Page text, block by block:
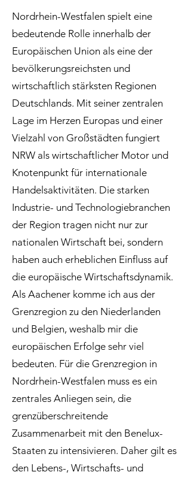
Nordrhein-Westfalen spielt eine
bedeutende Rolle innerhalb der
Europäischen Union als eine der
bevölkerungsreichsten und
wirtschaftlich stärksten Regionen
Deutschlands. Mit seiner zentralen
Lage im Herzen Europas und einer
Vielzahl von Großstädten fungiert
NRW als wirtschaftlicher Motor und
Knotenpunkt für internationale
Handelsaktivitäten. Die starken
Industrie- und Technologiebranchen
der Region tragen nicht nur zur
nationalen Wirtschaft bei, sondern
haben auch erheblichen Einfluss auf
die europäische Wirtschaftsdynamik.
Als Aachener komme ich aus der
Grenzregion zu den Niederlanden
und Belgien, weshalb mir die
europäischen Erfolge sehr viel
bedeuten. Für die Grenzregion in
Nordrhein-Westfalen muss es ein
zentrales Anliegen sein, die
grenzüberschreitende
Zusammenarbeit mit den Benelux-
Staaten zu intensivieren. Daher gilt es
den Lebens-, Wirtschafts- und